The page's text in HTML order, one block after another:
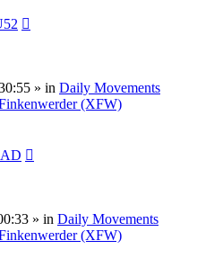
» in Daily Movements
(XFW)
» in Daily Movements
(XFW)